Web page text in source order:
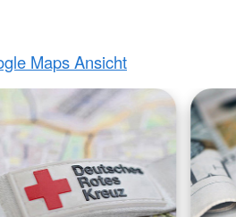
Maps Ansicht